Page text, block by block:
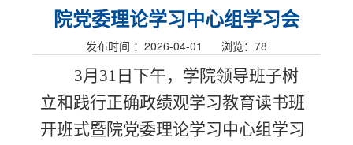
院党委理论学习中心组学习会
发布时间 ：2026-04-01 浏览： 78
3月 31 日 下午， 学院领导班子树
立和践行正确政绩观学习教育读书班
开班式暨院党委理论学习中心组学习